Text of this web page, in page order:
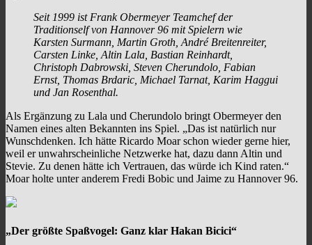
Seit 1999 ist Frank Obermeyer Teamchef der
Traditionself von Hannover 96 mit Spielern wie
Karsten Surmann, Martin Groth, André Breitenreiter,
Carsten Linke, Altin Lala, Bastian Reinhardt,
Christoph Dabrowski, Steven Cherundolo, Fabian
Ernst, Thomas Brdaric, Michael Tarnat, Karim Haggui
und Jan Rosenthal.
Als Ergänzung zu Lala und Cherundolo bringt Obermeyer den
Namen eines alten Bekannten ins Spiel. „Das ist natürlich nur
Wunschdenken. Ich hätte Ricardo Moar schon wieder gerne hier,
weil er unwahrscheinliche Netzwerke hat, dazu dann Altin und
Stevie. Zu denen hätte ich Vertrauen, das würde ich Kind raten.“
Moar holte unter anderem Fredi Bobic und Jaime zu Hannover 96.
„Der größte Spaßvogel: Ganz klar Hakan Bicici“